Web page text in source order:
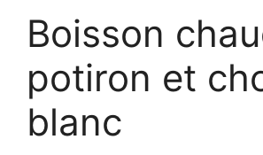
Boisson
potiron et
blanc